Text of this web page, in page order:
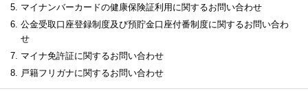
マイナンバーカードの健康保険証利用に関するお問い合わせ
公金受取口座登録制度及び預貯金口座付番制度に関するお問い合わ
せ
マイナ免許証に関するお問い合わせ
戸籍フリガナに関するお問い合わせ